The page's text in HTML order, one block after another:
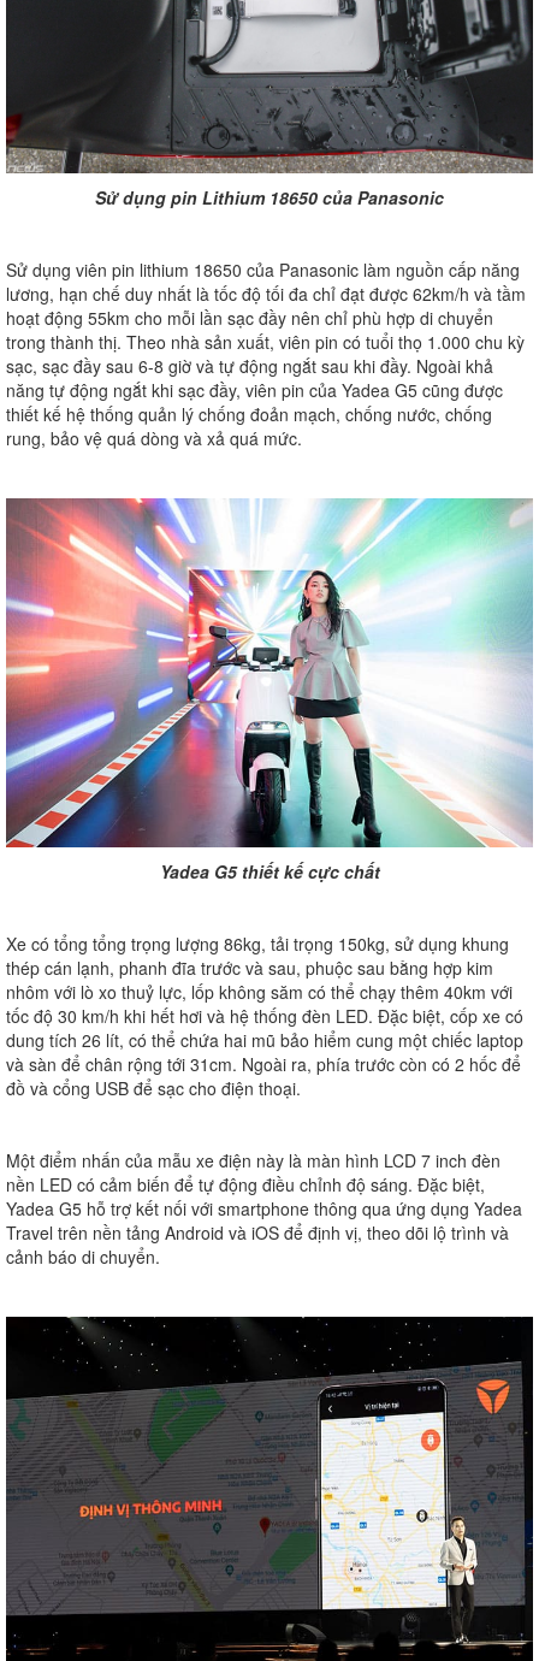
Sử dụng pin Lithium 18650 của Panasonic
Sử dụng viên pin lithium 18650 của Panasonic làm nguồn cấp năng
lương, hạn chế duy nhất là tốc độ tối đa chỉ đạt được 62km/h và tầm
hoạt động 55km cho mỗi lần sạc đầy nên chỉ phù hợp di chuyển
trong thành thị. Theo nhà sản xuất, viên pin có tuổi thọ 1.000 chu kỳ
sạc, sạc đầy sau 6-8 giờ và tự động ngắt sau khi đầy. Ngoài khả
năng tự động ngắt khi sạc đầy, viên pin của Yadea G5 cũng được
thiết kế hệ thống quản lý chống đoản mạch, chống nước, chống
rung, bảo vệ quá dòng và xả quá mức.
Yadea G5 thiết kế cực chất
Xe có tổng tổng trọng lượng 86kg, tải trọng 150kg, sử dụng khung
thép cán lạnh, phanh đĩa trước và sau, phuộc sau bằng hợp kim
nhôm với lò xo thuỷ lực, lốp không săm có thể chạy thêm 40km với
tốc độ 30 km/h khi hết hơi và hệ thống đèn LED. Đặc biệt, cốp xe có
dung tích 26 lít, có thể chứa hai mũ bảo hiểm cung một chiếc laptop
và sàn để chân rộng tới 31cm. Ngoài ra, phía trước còn có 2 hốc để
đồ và cổng USB để sạc cho điện thoại.
Một điểm nhấn của mẫu xe điện này là màn hình LCD 7 inch đèn
nền LED có cảm biến để tự động điều chỉnh độ sáng. Đặc biệt,
Yadea G5 hỗ trợ kết nối với smartphone thông qua ứng dụng Yadea
Travel trên nền tảng Android và iOS để định vị, theo dõi lộ trình và
cảnh báo di chuyển.